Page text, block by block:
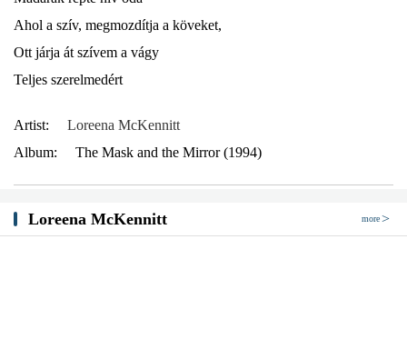
Ahol a szív, megmozdítja a köveket,
Ott járja át szívem a vágy
Teljes szerelmedért
Artist:
Loreena McKennitt
Album:
The Mask and the Mirror (1994)
Loreena McKennitt more